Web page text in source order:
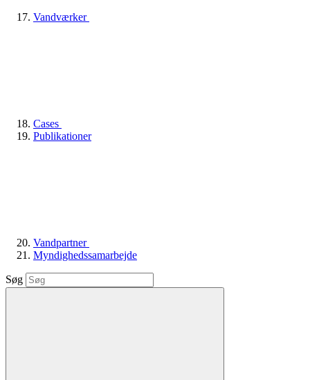
Vandværker
Cases
Publikationer
Vandpartner
Myndighedssamarbejde
Søg